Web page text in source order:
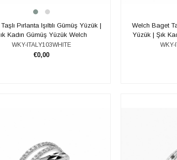
Pırlanta Işıltılı Gümüş Yüzük |
Kadın Gümüş Yüzük Welch
WKY-ITALY103WHITE
€0,00
Welch Baget
Yüzük | Şık
WKY-